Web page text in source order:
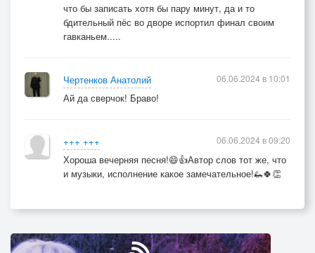
что бы записать хотя бы пару минут, да и то
бдительный пёс во дворе испортил финал своим
гавканьем.....
Чертенков Анатолий
Ай да сверчок! Браво!
06.06.2024 в 10:01
+++ +++
Хороша вечерняя песня!😄👍Автор слов тот же, что
и музыки, исполнение какое замечательное!🦗🍀👏
06.06.2024 в 09:20